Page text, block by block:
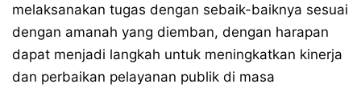
melaksanakan tugas dengan sebaik-baiknya sesuai
dengan amanah yang diemban, dengan harapan
dapat menjadi langkah untuk meningkatkan kinerja
dan perbaikan pelayanan publik di masa